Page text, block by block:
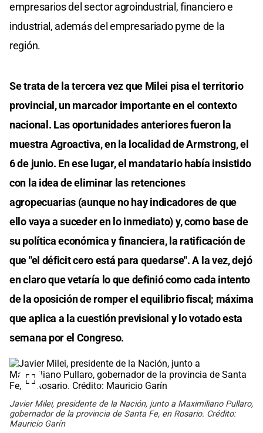
empresarios del sector agroindustrial, financiero e
industrial, además del empresariado pyme de la
región.
Se trata de la tercera vez que Milei pisa el territorio
provincial, un marcador importante en el contexto
nacional. Las oportunidades anteriores fueron la
muestra Agroactiva, en la localidad de Armstrong, el
6 de junio. En ese lugar, el mandatario había insistido
con la idea de eliminar las retenciones
agropecuarias (aunque no hay indicadores de que
ello vaya a suceder en lo inmediato) y, como base de
su política económica y financiera, la ratificación de
que "el déficit cero está para quedarse". A la vez, dejó
en claro que vetaría lo que definió como cada intento
de la oposición de romper el equilibrio fiscal; máxima
que aplica a la cuestión previsional y lo votado esta
semana por el Congreso.
Javier Milei, presidente de la Nación, junto a Maximiliano Pullaro,
gobernador de la provincia de Santa Fe, en Rosario. Crédito:
Mauricio Garín